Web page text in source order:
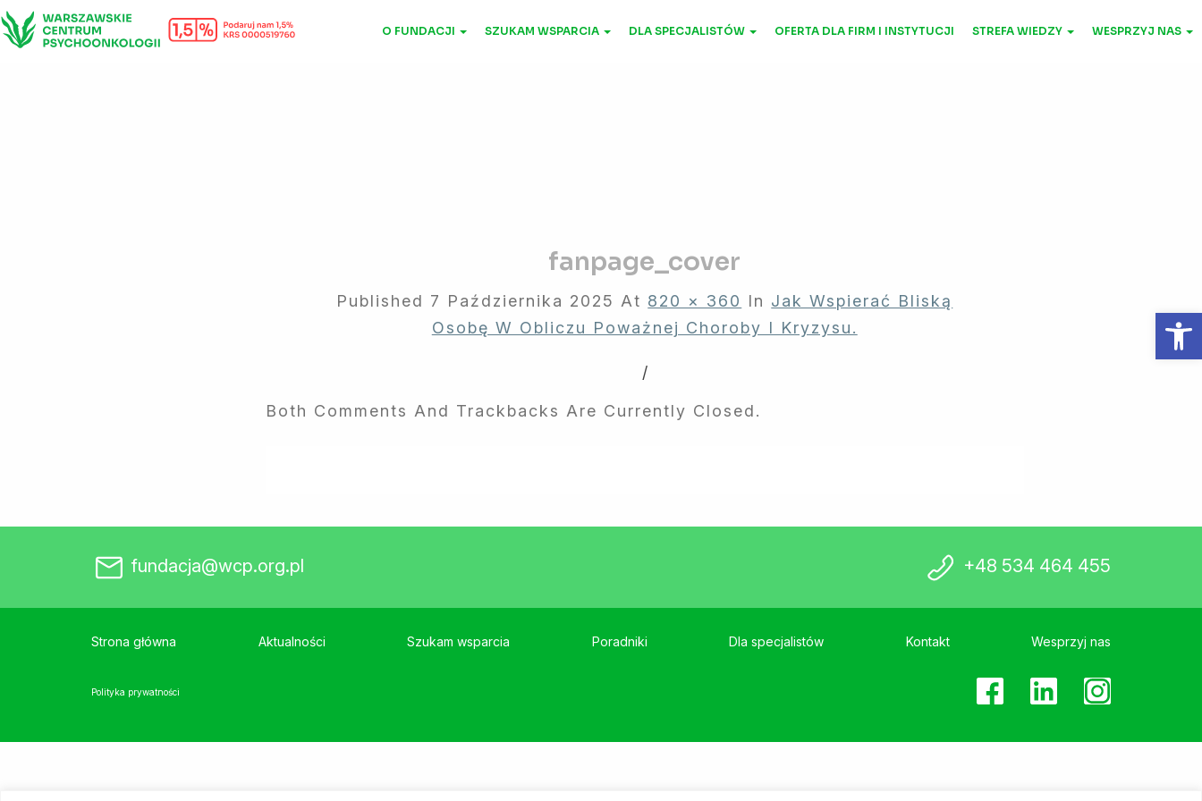
O FUNDACJI SZUKAM WSPARCIA DLA SPECJALISTÓW OFERTA DLA FIRM I INSTYTUCJI STREFA WIEDZY WESPRZYJ NAS
fanpage_cover
Published 7 Października 2025 At 820 × 360 In Jak Wspierać Bliską
Osobę W Obliczu Poważnej Choroby I Kryzysu.
/
Both Comments And Trackbacks Are Currently Closed.
fundacja@wcp.org.pl +48 534 464 455
Strona główna Aktualności Szukam wsparcia Poradniki Dla specjalistów Kontakt Wesprzyj nas
Polityka prywatności